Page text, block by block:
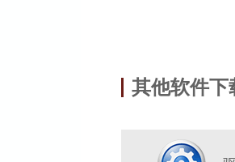
其他软件下